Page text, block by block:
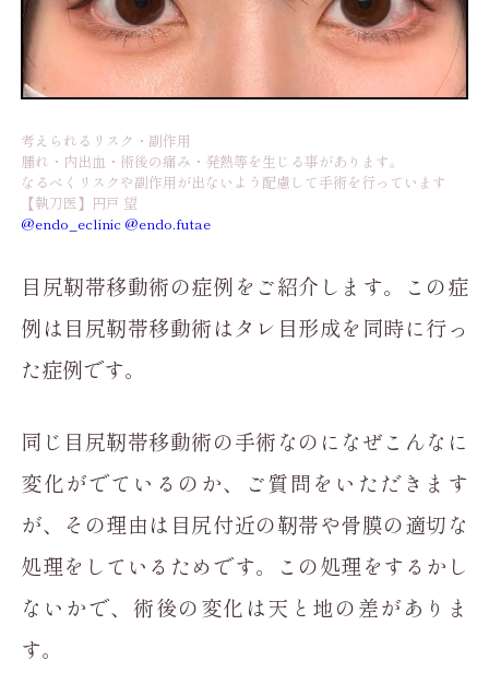
考えられるリスク・副作用
腫れ・内出血・術後の痛み・発熱等を生じる事があります。
なるべくリスクや副作用が出ないよう配慮して手術を行っています
【執刀医】円戸 望
@endo_eclinic @endo.futae
目尻靭帯移動術の症例をご紹介します。この症
例は目尻靭帯移動術はタレ目形成を同時に行っ
た症例です。
同じ目尻靭帯移動術の手術なのになぜこんなに
変化がでているのか、ご質問をいただきます
が、その理由は目尻付近の靭帯や骨膜の適切な
処理をしているためです。この処理をするかし
ないかで、術後の変化は天と地の差がありま
す。